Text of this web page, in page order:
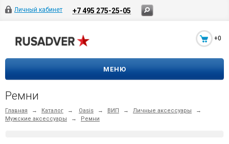
Личный кабинет +7 495 275-25-05
+0
МЕНЮ
Ремни
Главная → Каталог → Oasis → ВИП → Личные аксессуары
→
Мужские аксессуары
→ Ремни